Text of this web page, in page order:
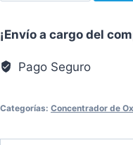
Estacionario
M50
¡Envío a cargo del
Pago Seguro
Categorías: Concentrador de